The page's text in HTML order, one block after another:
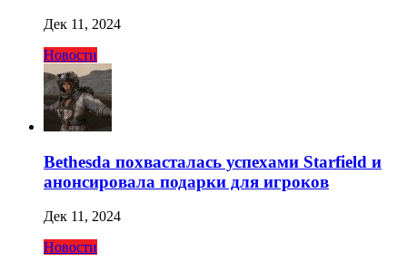
Дек 11, 2024
Новости
Bethesda похвасталась успехами Starfield и
анонсировала подарки для игроков
Дек 11, 2024
Новости